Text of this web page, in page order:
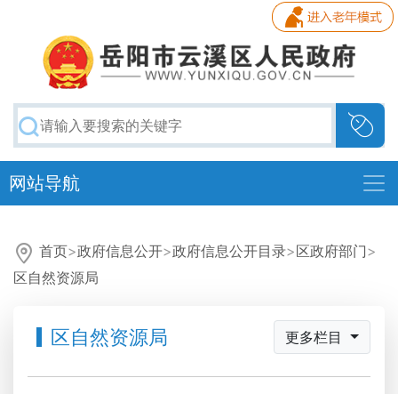
网站导航
首页>政府信息公开>政府信息公开目录>区政府部门>
区自然资源局
区自然资源局 更多栏目